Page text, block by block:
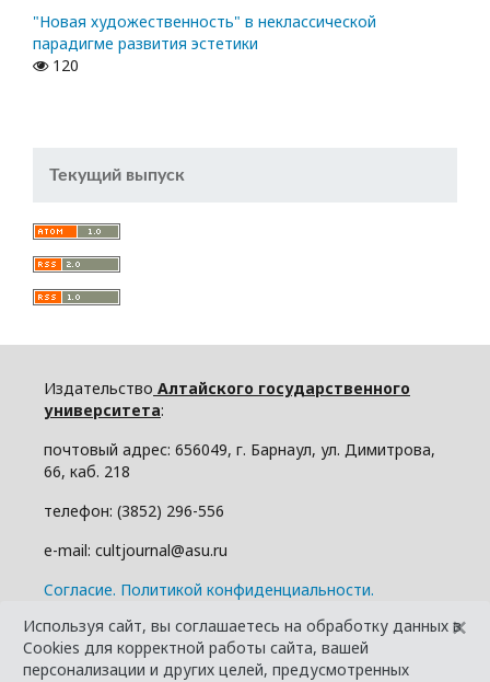
"Новая художественность" в неклассической
парадигме развития эстетики
120
Текущий выпуск
Издательство Алтайского государственного
университета:
почтовый адрес: 656049, г. Барнаул, ул. Димитрова,
66, каб. 218
телефон: (3852) 296-556
e-mail: cultjournal@asu.ru
Cогласие. Политикой конфиденциальности.
Используя сайт, вы соглашаетесь на обработку данных в
Cookies для корректной работы сайта, вашей
персонализации и других целей, предусмотренных
×